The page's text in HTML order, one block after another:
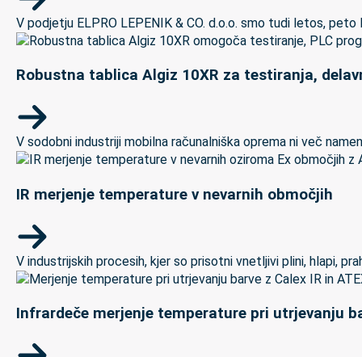
V podjetju ELPRO LEPENIK & CO. d.o.o. smo tudi letos,
Robustna tablica Algiz 10XR za testiranja,
V sodobni industriji mobilna računalniška oprema ni več
IR merjenje temperature v nevarnih območjih
V industrijskih procesih, kjer so prisotni vnetljivi plini, hlapi,
Infrardeče merjenje temperature pri utrjevanju